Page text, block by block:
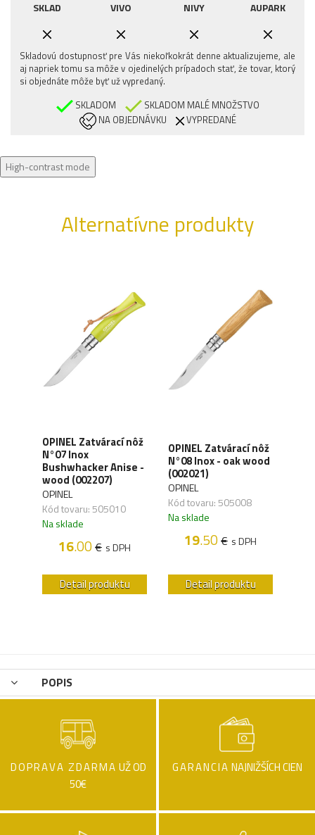
SKLAD
VIVO
NIVY
AUPARK
Skladovú dostupnosť pre Vás niekoľkokrát denne aktualizujeme, ale
aj napriek tomu sa môže v ojedinelých prípadoch stať, že tovar, ktorý
si objednáte môže byť už vypredaný.
SKLADOM
SKLADOM MALÉ MNOŽSTVO
NA OBJEDNÁVKU
VYPREDANÉ
High-contrast mode
Alternatívne produkty
OPINEL Zatvárací nôž
N°07 Inox
Bushwhacker Anise -
wood (002207)
OPINEL
Kód tovaru: 505010
Na sklade
16.00€ s DPH
Detail produktu
OPINEL Zatvárací nôž
N°08 Inox - oak wood
(002021)
OPINEL
Kód tovaru: 505008
Na sklade
19.50€ s DPH
Detail produktu
POPIS
DOPRAVA ZDARMA UŽ OD
50€
GARANCIA NAJNIŽŠÍCH CIEN